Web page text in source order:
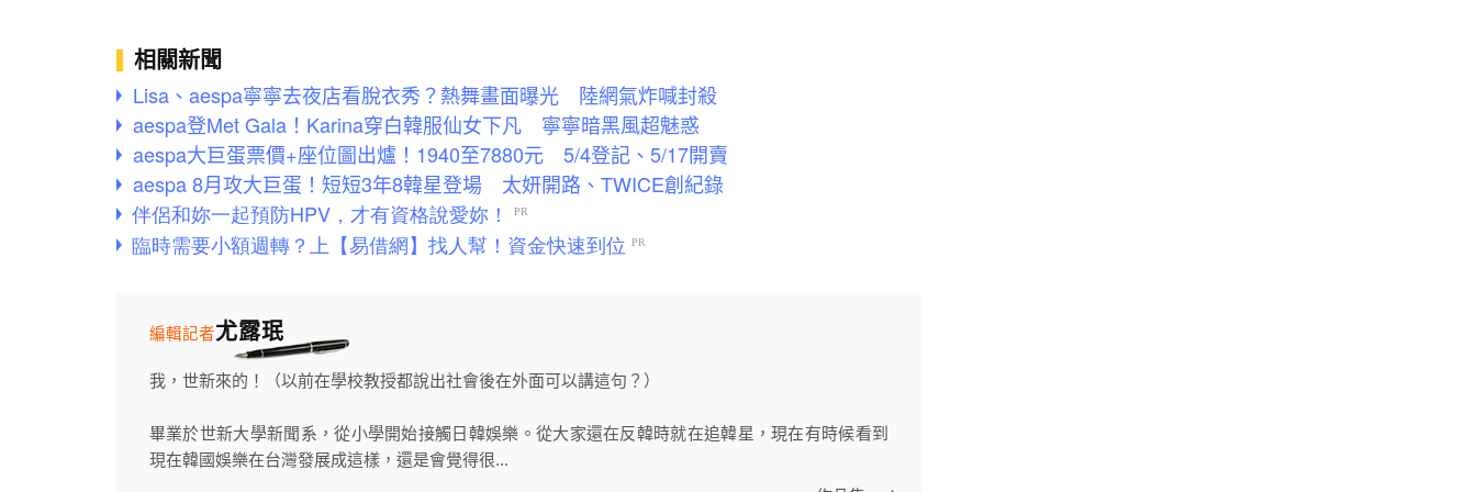
相關新聞
Lisa、aespa寧寧去夜店看脫衣秀？熱舞畫面曝光 陸網氣炸喊封殺
aespa登Met Gala！Karina穿白韓服仙女下凡 寧寧暗黑風超魅惑
aespa大巨蛋票價+座位圖出爐！1940至7880元 5/4登記、5/17開賣
aespa 8月攻大巨蛋！短短3年8韓星登場 太妍開路、TWICE創紀錄
尤露珉
編輯記者
我，世新來的！（以前在學校教授都說出社會後在外面可以講這句？）
畢業於世新大學新聞系，從小學開始接觸日韓娛樂。從大家還在反韓時就在追韓星，現在有時候看到
現在韓國娛樂在台灣發展成這樣，還是會覺得很...